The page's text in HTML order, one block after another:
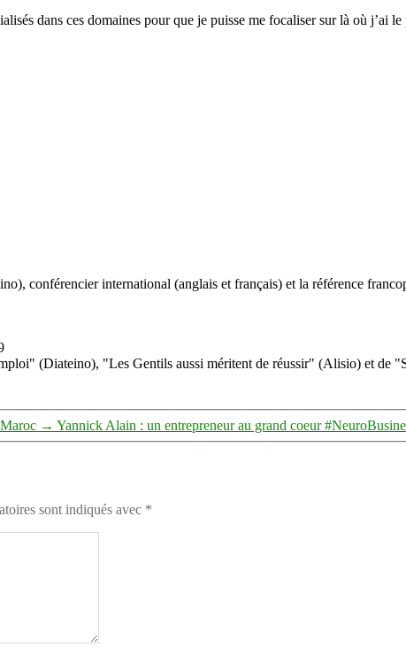
dans ces domaines pour que je puisse me focaliser sur là où j’ai
conférencier international (anglais et français) et la référence
(Diateino), "Les Gentils aussi méritent de réussir" (Alisio) et de
→ Yannick Alain : un entrepreneur au grand coeur
sont indiqués avec *